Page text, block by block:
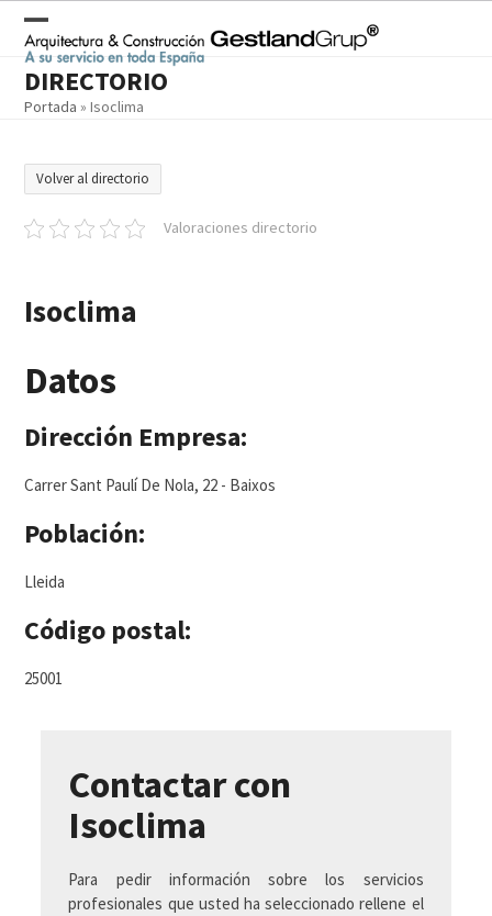
contentOpen
mobile
menu
Close
mobile
menu
DIRECTORIO
Portada »Isoclima
Volver al directorio
Valoraciones directorio
Isoclima
Datos
Dirección Empresa:
Carrer Sant Paulí De Nola, 22 - Baixos
Población:
Lleida
Código postal:
25001
Contactar con
Isoclima
Para pedir información sobre los servicios
profesionales que usted ha seleccionado rellene el